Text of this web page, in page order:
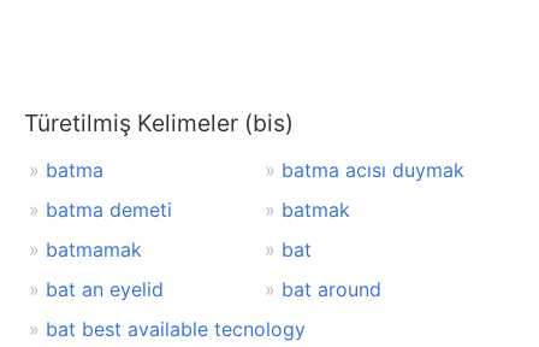
Türetilmiş Kelimeler (bis)
batma
batma acısı duymak
batma demeti
batmak
batmamak
bat
bat an eyelid
bat around
bat best available tecnology